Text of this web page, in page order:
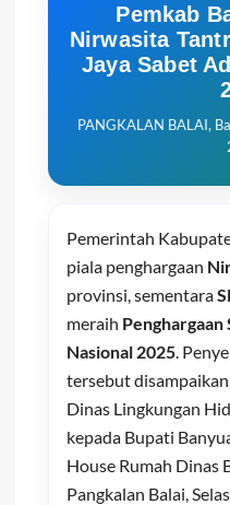
Pemkab
Nirwasita
Jaya Sabet
PANGKALAN BALAI,
Pemerintah
piala penghargaan
provinsi, sementara
meraih
Nasional 2025.
tersebut
Dinas Lingkungan
kepada Bupati
House Rumah Dinas
Pangkalan Balai,